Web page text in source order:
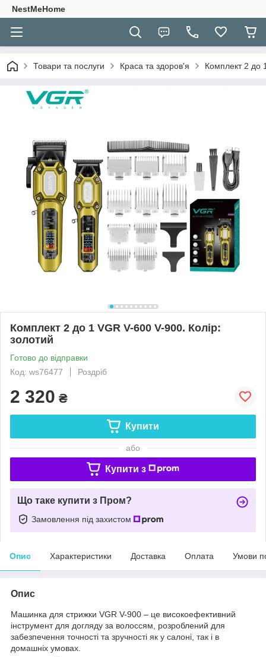
NestMeHome
Товари та послуги Краса та здоров'я Комплект 2 до
Комплект 2 до 1 VGR V-600 V-900. Колір:
золотий
Готово до відправки
Код: ws76477
Роздріб
2 320 ₴
Купити
або
Купити з
Що таке купити з Пром?
Замовлення під захистом
Опис Характеристики Доставка Оплата Умови
Опис
Машинка для стрижки VGR V-900 – це високоефективний
інструмент для догляду за волоссям, розроблений для
забезпечення точності та зручності як у салоні, так і в
домашніх умовах.